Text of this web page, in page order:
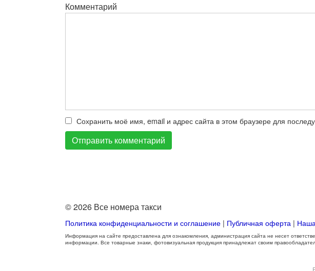
Комментарий
Сохранить моё имя, email и адрес сайта в этом браузере для
© 2026 Все номера такси
Политика конфиденциальности и соглашение | Публичная оферта |
Информация на сайте предоставлена для ознакомления, администрация сайта не несет
информации. Все товарные знаки, фотовизуальная продукция принадлежат своим